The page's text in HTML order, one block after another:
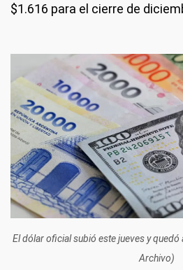
$1.616 para el cierre de
El dólar oficial subió este jueves y
Archivo)